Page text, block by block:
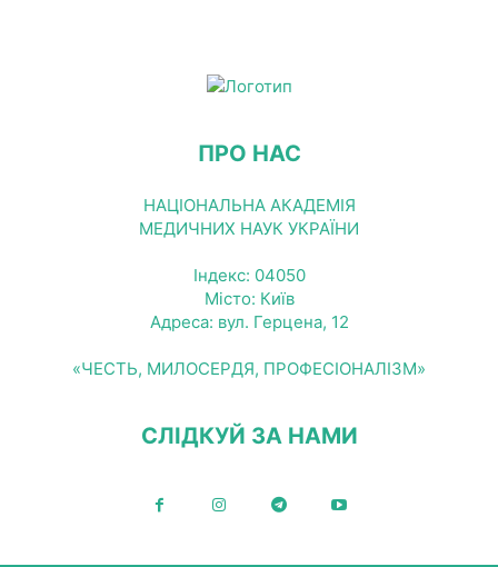
ПРО НАС
НАЦІОНАЛЬНА АКАДЕМІЯ
МЕДИЧНИХ НАУК УКРАЇНИ
Індекс: 04050
Місто: Київ
Адреса: вул. Герцена, 12
«ЧЕСТЬ, МИЛОСЕРДЯ, ПРОФЕСІОНАЛІЗМ»
СЛІДКУЙ ЗА НАМИ